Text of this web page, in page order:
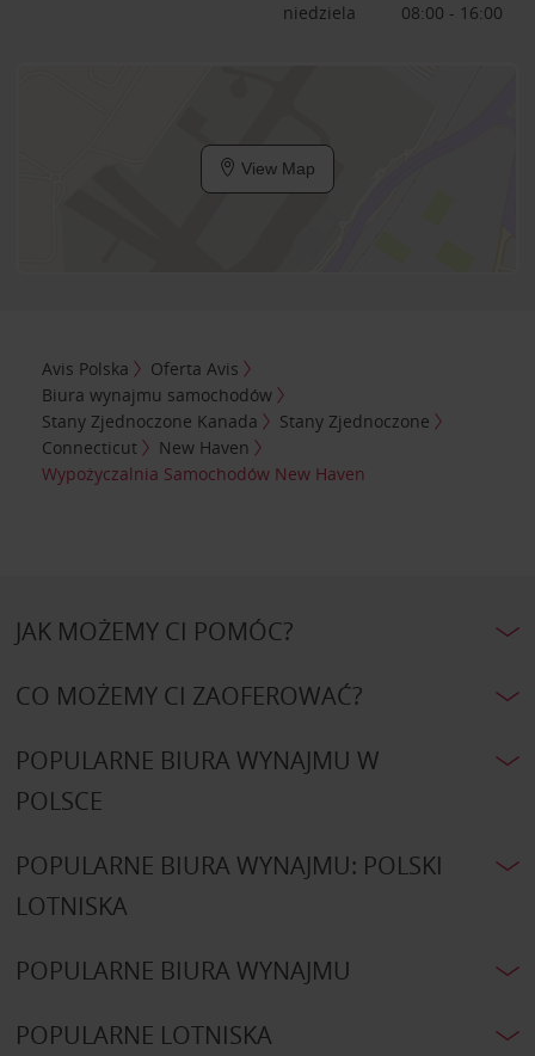
niedziela
08:00 - 16:00
View Map
Avis Polska
Oferta Avis
Biura wynajmu samochodów
Stany Zjednoczone Kanada
Stany Zjednoczone
Connecticut
New Haven
Wypożyczalnia Samochodów New Haven
JAK MOŻEMY CI POMÓC?
CO MOŻEMY CI ZAOFEROWAĆ?
POPULARNE BIURA WYNAJMU W
POLSCE
POPULARNE BIURA WYNAJMU: POLSKI
LOTNISKA
POPULARNE BIURA WYNAJMU
POPULARNE LOTNISKA